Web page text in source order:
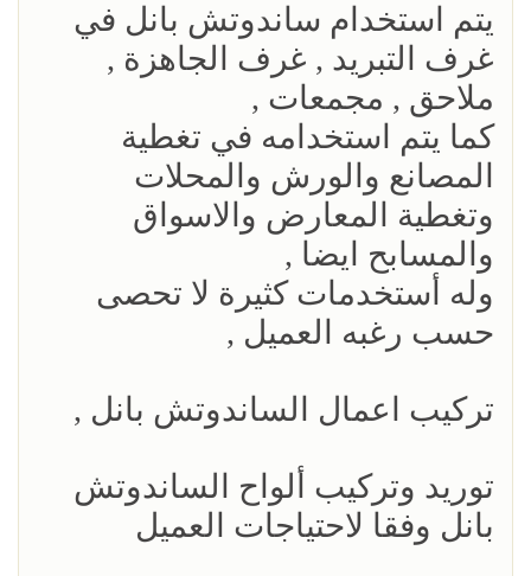
يتم استخدام ساندوتش بانل في
غرف التبريد , غرف الجاهزة ,
ملاحق , مجمعات ,
كما يتم استخدامه في تغطية
المصانع والورش والمحلات
وتغطية المعارض والاسواق
والمسابح ايضا ,
وله أستخدمات كثيرة لا تحصى
حسب رغبه العميل ,
تركيب اعمال الساندوتش بانل ,
توريد وتركيب ألواح الساندوتش
بانل وفقا لاحتياجات العميل